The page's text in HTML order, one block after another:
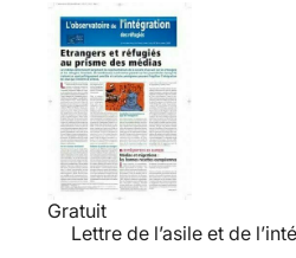
Gratuit
Lettre de l’asile et de